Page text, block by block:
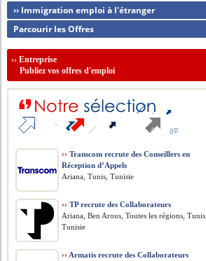
›› Immigration emploi à l'étranger
Parcourir les Offres
››Entreprise
Publiez vos offres d'emploi
›› Transcom recrute des Conseillers en
Réception d’Appels
Ariana, Tunis, Tunisie
›› TP recrute des Collaborateurs
Ariana, Ben Arous, Toutes les régions, Tunis,
Tunisie
›› Armatis recrute des Collaborateurs